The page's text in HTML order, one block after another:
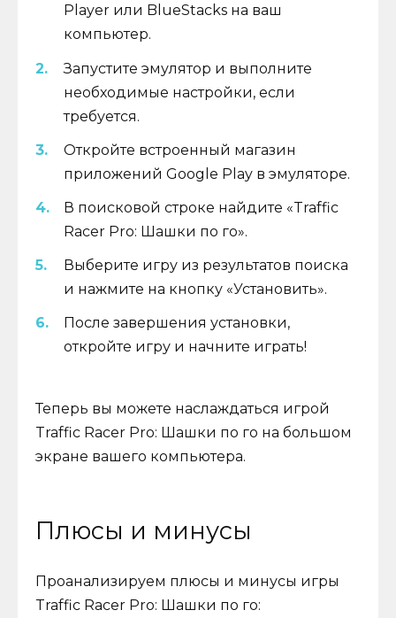
Player или BlueStacks на ваш
компьютер.
Запустите эмулятор и выполните
необходимые настройки, если
требуется.
Откройте встроенный магазин
приложений Google Play в эмуляторе.
В поисковой строке найдите «Traffic
Racer Pro: Шашки по го».
Выберите игру из результатов поиска
и нажмите на кнопку «Установить».
После завершения установки,
откройте игру и начните играть!
Теперь вы можете наслаждаться игрой
Traffic Racer Pro: Шашки по го на большом
экране вашего компьютера.
Плюсы и минусы
Проанализируем плюсы и минусы игры
Traffic Racer Pro: Шашки по го: